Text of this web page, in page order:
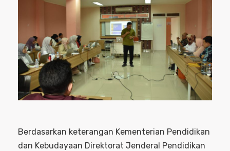
Berdasarkan keterangan Kementerian Pendidikan
dan Kebudayaan Direktorat Jenderal Pendidikan